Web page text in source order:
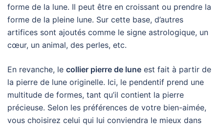
forme de la lune. Il peut être en croissant ou prendre la
forme de la pleine lune. Sur cette base, d’autres
artifices sont ajoutés comme le signe astrologique, un
cœur, un animal, des perles, etc.
En revanche, le collier pierre de lune est fait à partir de
la pierre de lune originelle. Ici, le pendentif prend une
multitude de formes, tant qu’il contient la pierre
précieuse. Selon les préférences de votre bien-aimée,
vous choisirez celui qui lui conviendra le mieux dans